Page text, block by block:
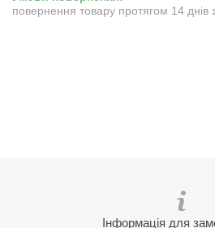
повернення товару протягом 14 днів
Інформація для